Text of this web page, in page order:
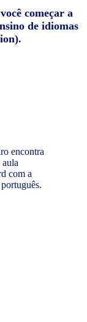
começar a
de idiomas
encontra
aula
com a